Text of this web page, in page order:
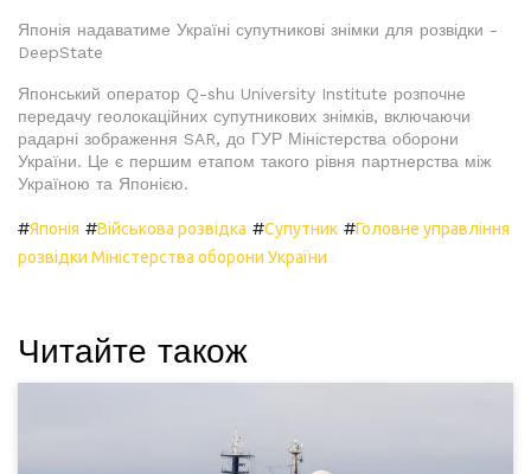
Японія надаватиме Україні супутникові знімки для розвідки -
DeepState
Японський оператор Q-shu University Institute розпочне
передачу геолокаційних супутникових знімків, включаючи
радарні зображення SAR, до ГУР Міністерства оборони
України. Це є першим етапом такого рівня партнерства між
Україною та Японією.
#Японія #Військова розвідка #Супутник #Головне управління
розвідки Міністерства оборони України
Читайте також